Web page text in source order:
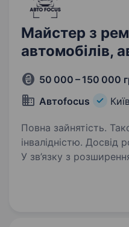
Майстер з
автомобілів,
50 000 – 150 000
Автоfocus
Повна зайнятість.
інвалідністю. Досвід
У зв’язку з